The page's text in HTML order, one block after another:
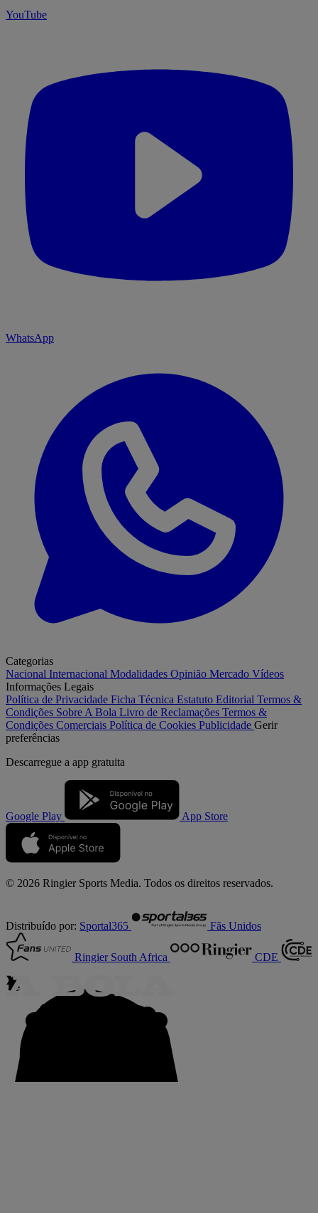
YouTube
WhatsApp
Categorias
Nacional Internacional Modalidades Opinião Mercado Vídeos
Informações Legais
Política de Privacidade Ficha Técnica Estatuto Editorial Termos &
Condições Sobre A Bola Livro de Reclamações Termos &
Condições Comerciais Política de Cookies Publicidade Gerir
preferências
Descarregue a app gratuita
Google Play App Store
© 2026 Ringier Sports Media. Todos os direitos reservados.
Distribuído por: Sportal365 Fãs Unidos
Ringier South Africa CDE